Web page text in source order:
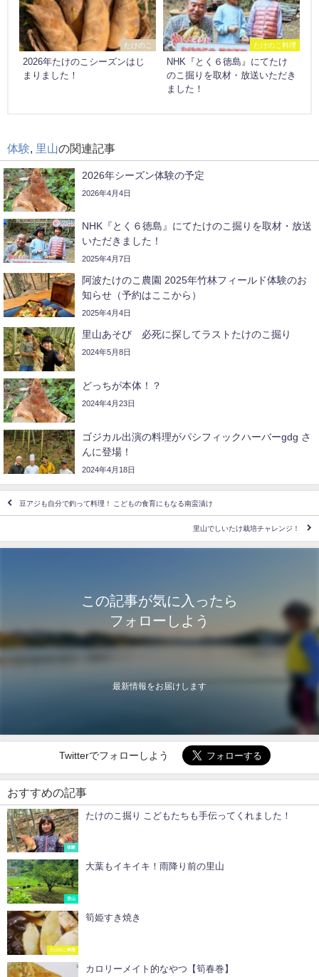
たけのこ
2026年たけのこシーズンはじ
まりました！
たけのこ料理
NHK『とく６徳島』にてたけ
のこ掘りを取材・放送いただき
ました！
体験 里山の関連記事
2026年シーズン体験の予定
2026年4月4日
NHK『とく６徳島』にてたけのこ掘りを取材・放送
いただきました！
2025年4月7日
阿波たけのこ農園 2025年竹林フィールド体験のお
知らせ（予約はここから）
2025年4月4日
里山あそび 必死に探してラストたけのこ掘り
2024年5月8日
どっちが本体！？
2024年4月23日
ゴジカル出演の料理がパシフィックハーバーgdg さ
んに登場！
2024年4月18日
豆アジも自分で釣って料理！ こどもの食育にもなる南蛮漬け
里山でしいたけ栽培チャレンジ！
この記事が気に入ったら
フォローしよう
最新情報をお届けします
Twitterでフォローしよう
おすすめの記事
体験
たけのこ掘り こどもたちも手伝ってくれました！
里山
大葉もイキイキ！雨降り前の里山
たけのこ料理
筍姫すき焼き
カロリーメイト的なやつ【筍春巻】